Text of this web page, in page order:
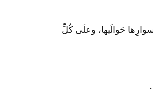
حَوالَيها، وعلَى كُلِّ